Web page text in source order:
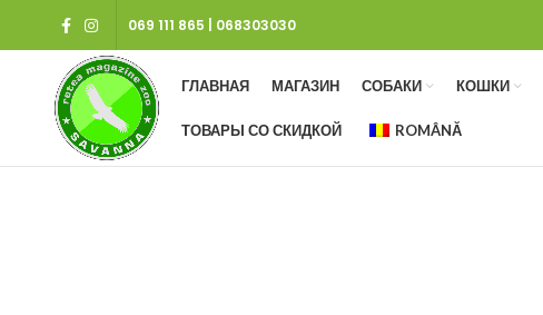
069 111 865 068303030
ГЛАВНАЯ МАГАЗИН СОБАКИ КОШКИ
ТОВАРЫ СО СКИДКОЙ ROMÂNĂ